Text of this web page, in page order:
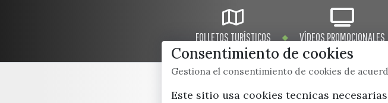
FOLLETOS TURÍSTICOS VÍDEOS PROMOCIONALES
Consentimiento de cookies
Gestiona el consentimiento de cookies de
Este sitio usa cookies tecnicas